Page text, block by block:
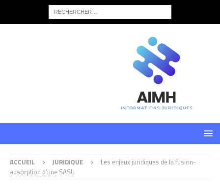
ACCUEIL JURIDIQUE
Les enjeux juridiques de la fusion-
absorption d’une SASU